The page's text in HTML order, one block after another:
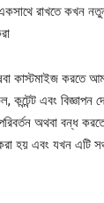
রাখতে কখন
কাস্টমাইজ করতে
কন্টেন্ট এবং বিজ্ঞাপন
অথবা বন্ধ
হয় এবং যখন এটি